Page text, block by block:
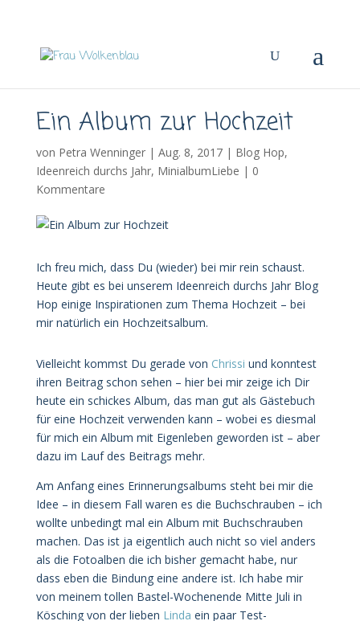
Ein Album zur Hochzeit
von Petra Wenninger| Aug. 8, 2017| Blog Hop,
Ideenreich durchs Jahr, MinialbumLiebe | 0
Kommentare
Ich freu mich, dass Du (wieder) bei mir rein schaust.
Heute gibt es bei unserem Ideenreich durchs Jahr Blog
Hop einige Inspirationen zum Thema Hochzeit – bei
mir natürlich ein Hochzeitsalbum.
Vielleicht kommst Du gerade von Chrissi und konntest
ihren Beitrag schon sehen – hier bei mir zeige ich Dir
heute ein schickes Album, das man gut als Gästebuch
für eine Hochzeit verwenden kann – wobei es diesmal
für mich ein Album mit Eigenleben geworden ist – aber
dazu im Lauf des Beitrags mehr.
Am Anfang eines Erinnerungsalbums steht bei mir die
Idee – in diesem Fall waren es die Buchschrauben – ich
wollte unbedingt mal ein Album mit Buchschrauben
machen. Das ist ja eigentlich auch nicht so viel anders
als die Fotoalben die ich bisher gemacht habe, nur
dass eben die Bindung eine andere ist. Ich habe mir
von meinem tollen Bastel-Wochenende Mitte Juli in
Kösching von der lieben Linda ein paar Test-